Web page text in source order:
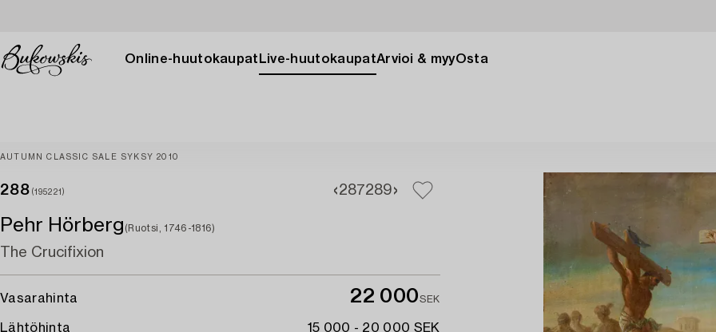
Online-huutokaupat Live-huutokaupatArvioi & myyOsta
AUTUMN CLASSIC SALE SYKSY 2010
288 (195221) 287289
Pehr Hörberg (Ruotsi, 1746-1816)
The Crucifixion
Vasarahinta 22 000SEK
Lähtöhinta 15 000 - 20 000 SEK